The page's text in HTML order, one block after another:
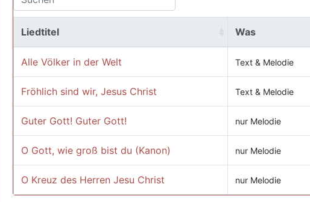
Liedtitel Was
Alle Völker in der Welt Text & Melodie
Fröhlich sind wir, Jesus Christ Text & Melodie
Guter Gott! Guter Gott! nur Melodie
O Gott, wie groß bist du (Kanon) nur Melodie
O Kreuz des Herren Jesu Christ nur Melodie